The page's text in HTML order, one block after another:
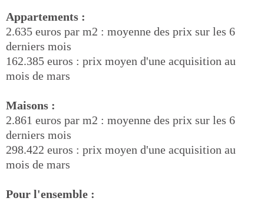
Appartements :
2.635 euros par m2 : moyenne des prix sur les 6
derniers mois
162.385 euros : prix moyen d'une acquisition au
mois de mars
Maisons :
2.861 euros par m2 : moyenne des prix sur les 6
derniers mois
298.422 euros : prix moyen d'une acquisition au
mois de mars
Pour l'ensemble :